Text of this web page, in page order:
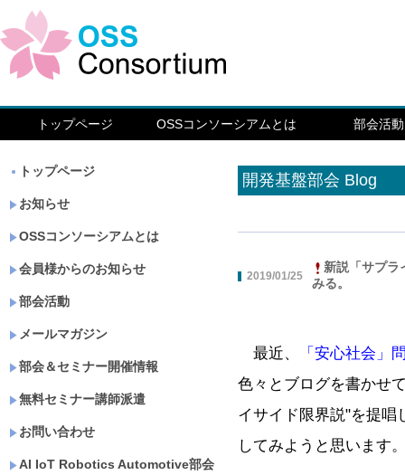
トップページ OSSコンソーシアムとは 部会活動
トップページ
お知らせ
OSSコンソーシアムとは
会員様からのお知らせ
部会活動
メールマガジン
部会＆セミナー開催情報
無料セミナー講師派遣
お問い合わせ
AI IoT Robotics Automotive部会
開発基盤部会 Blog
2019/01/25
新説「サプラ
みる。
最近、
「安心社会」
色々とブログを書かせ
イサイド限界説"を提唱
してみようと思います